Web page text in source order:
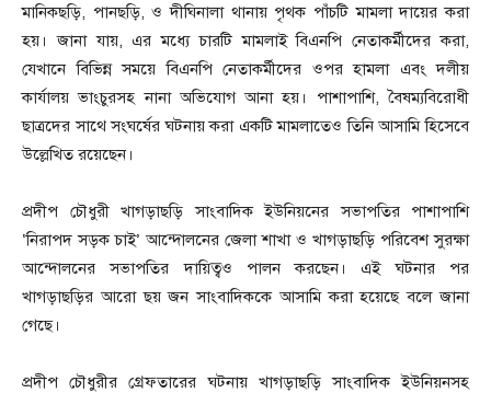
মানিকছড়ি, পানছড়ি, ও দীঘিনালা থানায় পৃথক পাঁচটি মামলা দায়ের করা
হয়। জানা যায়, এর মধ্যে চারটি মামলাই বিএনপি নেতাকর্মীদের করা,
যেখানে বিভিন্ন সময়ে বিএনপি নেতাকর্মীদের ওপর হামলা এবং দলীয়
কার্যালয় ভাংচুরসহ নানা অভিযোগ আনা হয়। পাশাপাশি, বৈষম্যবিরোধী
ছাত্রদের সাথে সংঘর্ষের ঘটনায় করা একটি মামলাতেও তিনি আসামি হিসেবে
উল্লেখিত রয়েছেন।
প্রদীপ চৌধুরী খাগড়াছড়ি সাংবাদিক ইউনিয়নের সভাপতির পাশাপাশি
‘নিরাপদ সড়ক চাই’ আন্দোলনের জেলা শাখা ও খাগড়াছড়ি পরিবেশ সুরক্ষা
আন্দোলনের সভাপতির দায়িত্বও পালন করছেন। এই ঘটনার পর
খাগড়াছড়ির আরো ছয় জন সাংবাদিককে আসামি করা হয়েছে বলে জানা
গেছে।
প্রদীপ চৌধুরীর গ্রেফতারের ঘটনায় খাগড়াছড়ি সাংবাদিক ইউনিয়নসহ